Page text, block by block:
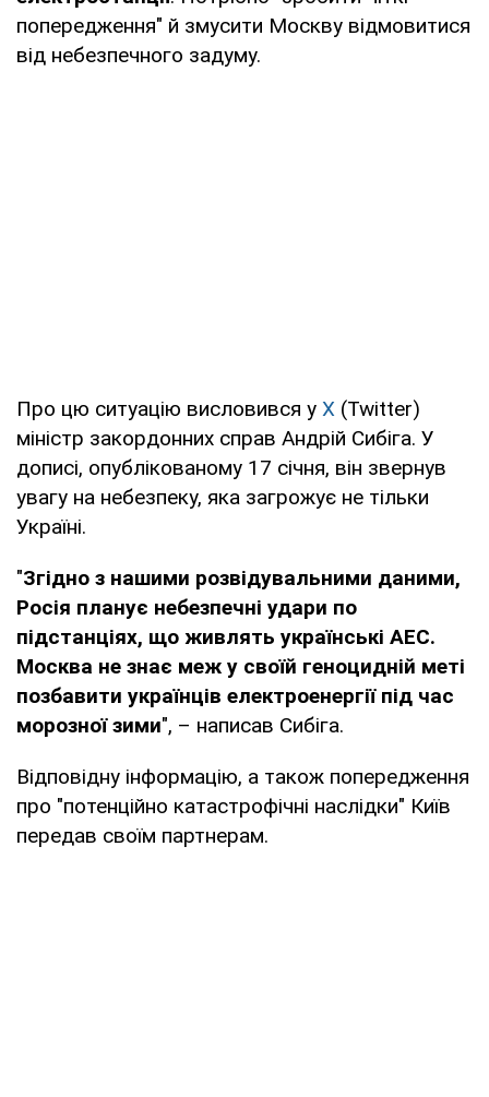
попередження" й змусити Москву відмовитися
від небезпечного задуму.
Про цю ситуацію висловився у X (Twitter)
міністр закордонних справ Андрій Сибіга. У
дописі, опублікованому 17 січня, він звернув
увагу на небезпеку, яка загрожує не тільки
Україні.
"Згідно з нашими розвідувальними даними,
Росія планує небезпечні удари по
підстанціях, що живлять українські АЕС.
Москва не знає меж у своїй геноцидній меті
позбавити українців електроенергії під час
морозної зими", – написав Сибіга.
Відповідну інформацію, а також попередження
про "потенційно катастрофічні наслідки" Київ
передав своїм партнерам.